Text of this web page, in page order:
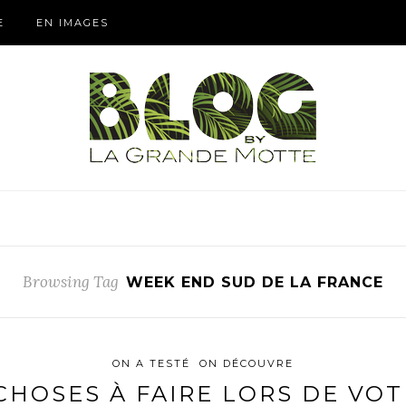
EN IMAGES
Browsing Tag WEEK END SUD DE LA FRANCE
ON A TESTÉ ON DÉCOUVRE
À FAIRE LORS DE